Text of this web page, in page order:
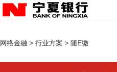
网络金融 > 行业方案 > 随E缴